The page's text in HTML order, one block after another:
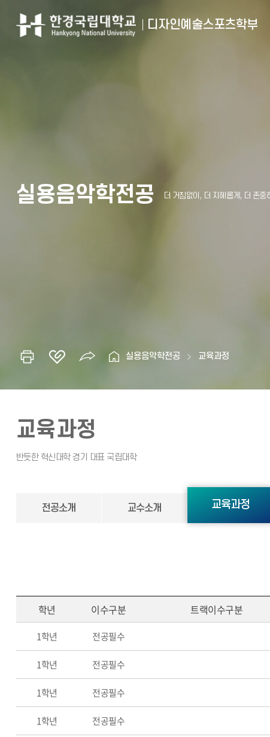
디자인예술스포츠학부
실용음악학전공
실용음악학전공 교육과정
교육과정
전공소개 교수소개 교육과정
학년 이수구분 트랙이수구분
1학년 전공필수
1학년 전공필수
1학년 전공필수
1학년 전공필수